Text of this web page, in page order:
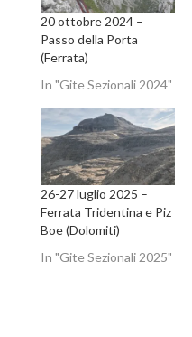
20 ottobre 2024 –
Passo della Porta
(Ferrata)
In "Gite Sezionali 2024"
26-27 luglio 2025 –
Ferrata Tridentina e Piz
Boe (Dolomiti)
In "Gite Sezionali 2025"